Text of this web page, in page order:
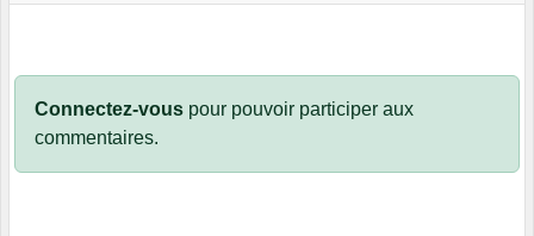
Connectez-vous pour pouvoir participer aux
commentaires.